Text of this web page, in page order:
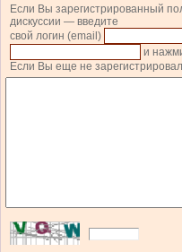
Если Вы зарегистрированный
дискуссии — введите
свой логин (email)
и
Если Вы еще не